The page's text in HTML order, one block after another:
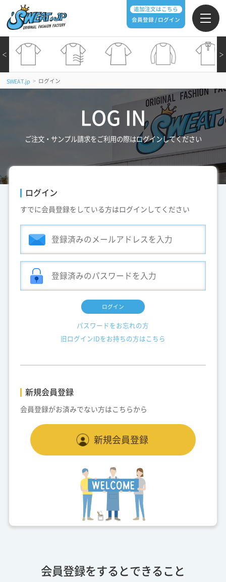
追加注文はこちら
会員登録 / ログイン
＞
＜
SWEAT.jp > ログイン
LOG IN
ご注文・サンプル請求をご利用の際はログインしてください
ログイン
すでに会員登録をしている方はログインしてください
ログイン
パスワードをお忘れの方
旧ログインIDをお持ちの方はこちら
新規会員登録
会員登録がお済みでない方はこちらから
新規会員登録
会員登録をするとできること